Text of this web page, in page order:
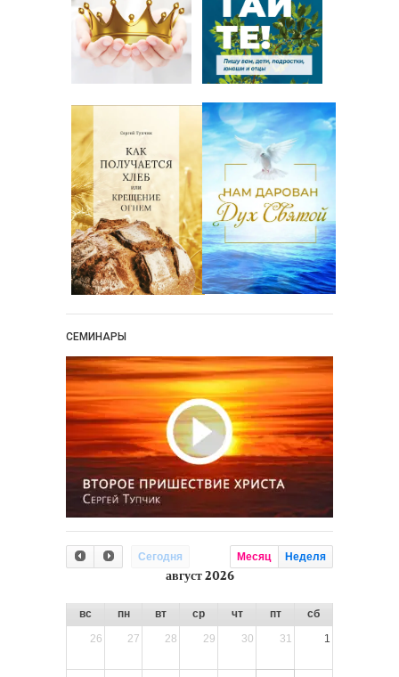
СЕМИНАРЫ
Сегодня Месяц Неделя
август 2026
вс пн вт ср чт пт
сб
26
27 28 29 30 31 1